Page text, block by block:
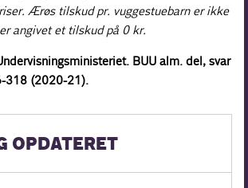
Ærøs tilskud pr. vuggestuebarn er ikke
angivet et tilskud på 0 kr.
BUU alm. del, svar
318 (2020-21).
OPDATERET